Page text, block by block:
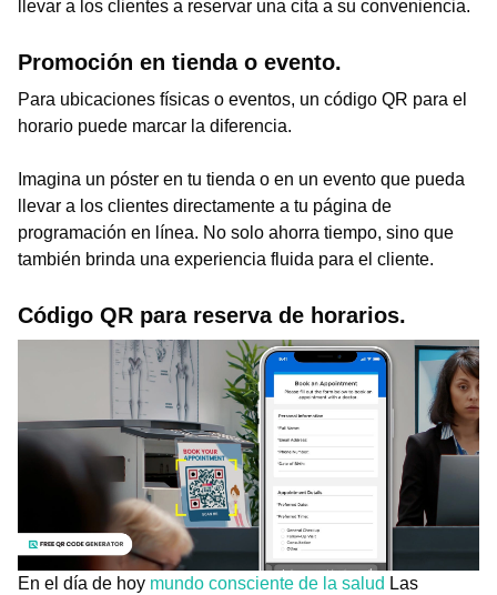
llevar a los clientes a reservar una cita a su conveniencia.
Promoción en tienda o evento.
Para ubicaciones físicas o eventos, un código QR para el
horario puede marcar la diferencia.
Imagina un póster en tu tienda o en un evento que pueda
llevar a los clientes directamente a tu página de
programación en línea. No solo ahorra tiempo, sino que
también brinda una experiencia fluida para el cliente.
Código QR para reserva de horarios.
En el día de hoy mundo consciente de la salud Las